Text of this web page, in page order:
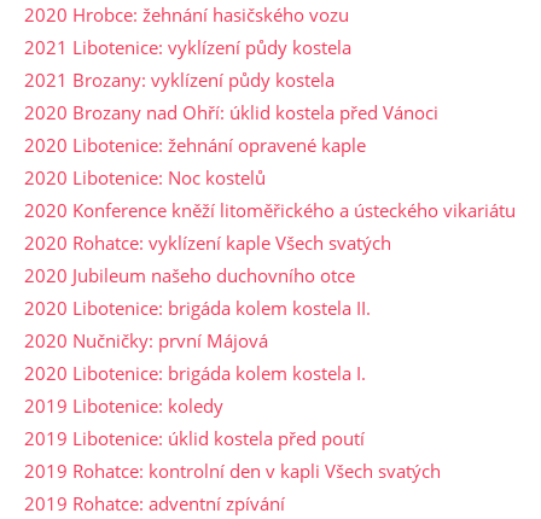
2020 Hrobce: žehnání hasičského vozu
2021 Libotenice: vyklízení půdy kostela
2021 Brozany: vyklízení půdy kostela
2020 Brozany nad Ohří: úklid kostela před Vánoci
2020 Libotenice: žehnání opravené kaple
2020 Libotenice: Noc kostelů
2020 Konference kněží litoměřického a ústeckého vikariátu
2020 Rohatce: vyklízení kaple Všech svatých
2020 Jubileum našeho duchovního otce
2020 Libotenice: brigáda kolem kostela II.
2020 Nučničky: první Májová
2020 Libotenice: brigáda kolem kostela I.
2019 Libotenice: koledy
2019 Libotenice: úklid kostela před poutí
2019 Rohatce: kontrolní den v kapli Všech svatých
2019 Rohatce: adventní zpívání